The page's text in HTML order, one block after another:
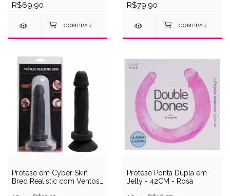
R$69,90 R$79,90
Prótese em Cyber Skin
Bred Realistic com Ventosa
Prótese Ponta Dupla em
Jelly - 42CM - Rosa